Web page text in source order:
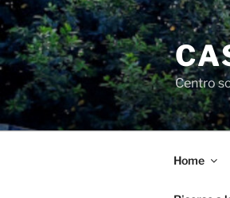
Salta
al
contenuto
Centro
Home